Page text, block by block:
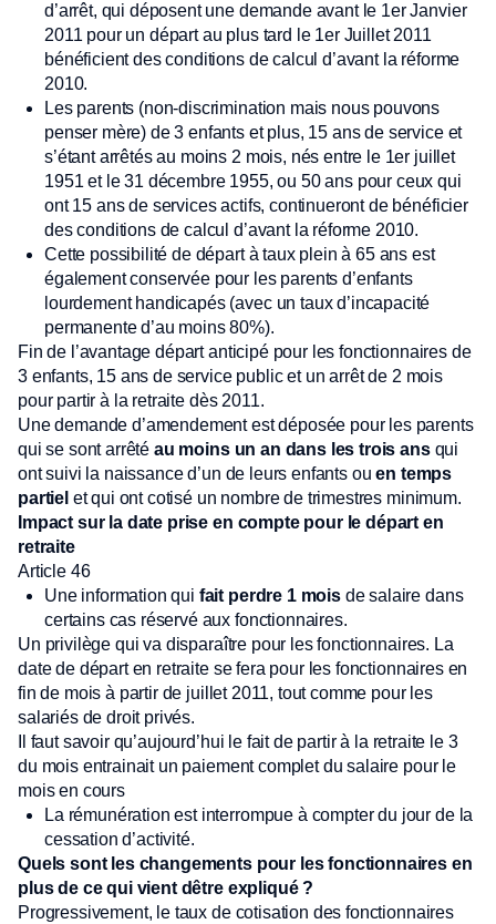
d’arrêt, qui déposent une demande avant le 1er Janvier
2011 pour un départ au plus tard le 1er Juillet 2011
bénéficient des conditions de calcul d’avant la réforme
2010.
Les parents (non-discrimination mais nous pouvons
penser mère) de 3 enfants et plus, 15 ans de service et
s’étant arrêtés au moins 2 mois, nés entre le 1er juillet
1951 et le 31 décembre 1955, ou 50 ans pour ceux qui
ont 15 ans de services actifs, continueront de bénéficier
des conditions de calcul d’avant la réforme 2010.
Cette possibilité de départ à taux plein à 65 ans est
également conservée pour les parents d’enfants
lourdement handicapés (avec un taux d’incapacité
permanente d’au moins 80%).
Fin de l’avantage départ anticipé pour les fonctionnaires de
3 enfants, 15 ans de service public et un arrêt de 2 mois
pour partir à la retraite dès 2011.
Une demande d’amendement est déposée pour les parents
qui se sont arrêté au moins un an dans les trois ansqui
ont suivi la naissance d’un de leurs enfants ouen temps
partiel et qui ont cotisé un nombre de trimestres minimum.
Impact sur la date prise en compte pour le départ en
retraite
Article 46
Une information qui fait perdre 1 moisde salaire dans
certains cas réservé aux fonctionnaires.
Un privilège qui va disparaître pour les fonctionnaires. La
date de départ en retraite se fera pour les fonctionnaires en
fin de mois à partir de juillet 2011, tout comme pour les
salariés de droit privés.
Il faut savoir qu’aujourd’hui le fait de partir à la retraite le 3
du mois entrainait un paiement complet du salaire pour le
mois en cours
La rémunération est interrompue à compter du jour de la
cessation d’activité.
Quels sont les changements pour les fonctionnaires en
plus de ce qui vient dêtre expliqué ?
Progressivement, le taux de cotisation des fonctionnaires